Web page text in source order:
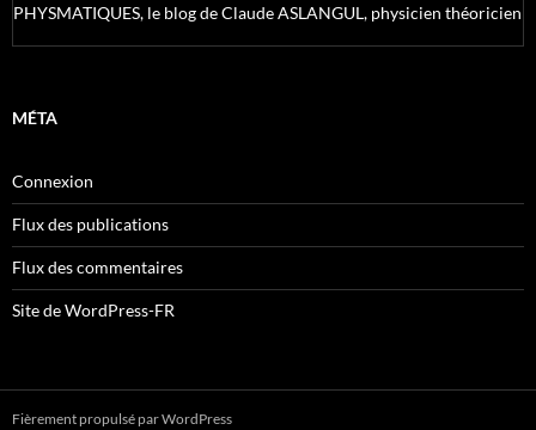
PHYSMATIQUES, le blog de Claude ASLANGUL, physicien théoricien
MÉTA
Connexion
Flux des publications
Flux des commentaires
Site de WordPress-FR
Fièrement propulsé par WordPress